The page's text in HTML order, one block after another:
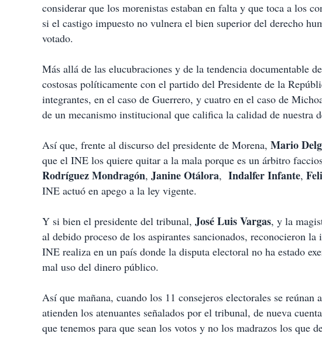
considerar que los morenistas estaban en falta y que toca a los
si el castigo impuesto no vulnera el bien superior del derecho
votado.
Más allá de las elucubraciones y de la tendencia documentable
costosas políticamente con el partido del Presidente de la
integrantes, en el caso de Guerrero, y cuatro en el caso de
de un mecanismo institucional que califica la calidad de nuestra
Así que, frente al discurso del presidente de Morena, Mario
que el INE los quiere quitar a la mala porque es un árbitro
Rodríguez Mondragón, Janine Otálora, Indalfer Infante,
INE actuó en apego a la ley vigente.
Y si bien el presidente del tribunal, José Luis Vargas, y la
al debido proceso de los aspirantes sancionados, reconocieron
INE realiza en un país donde la disputa electoral no ha estado
mal uso del dinero público.
Así que mañana, cuando los 11 consejeros electorales se
atienden los atenuantes señalados por el tribunal, de nueva
que tenemos para que sean los votos y no los madrazos los que